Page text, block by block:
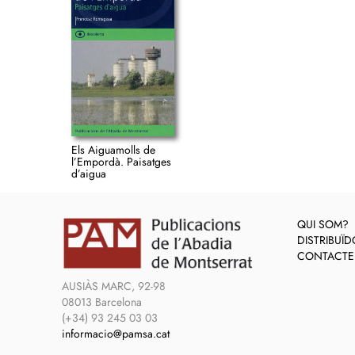
Els Aiguamolls de
l’Empordà. Paisatges
d’aigua
AUSIÀS MARC, 92-98
08013 Barcelona
(+34) 93 245 03 03
informacio@pamsa.cat
QUI SOM?
CONTACTE